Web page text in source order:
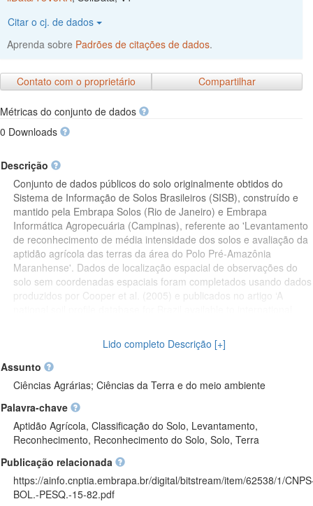
Citar o cj. de dados
Aprenda sobre Padrões de citações de dados.
Contato com o proprietário Compartilhar
Métricas do conjunto de dados
0 Downloads
Descrição
Conjunto de dados públicos do solo originalmente obtidos do
Sistema de Informação de Solos Brasileiros (SISB), construído e
mantido pela Embrapa Solos (Rio de Janeiro) e Embrapa
Informática Agropecuária (Campinas), referente ao 'Levantamento
de reconhecimento de média intensidade dos solos e avaliação da
aptidão agrícola das terras da área do Polo Pré-Amazônia
Maranhense'. Dados de localização espacial de observações do
solo sem coordenadas espaciais foram completados usando dados
produzidos por Cooper et al. (2005) e publicados no artigo ‘A
usando os dados de localização descritiva para inferir sobre as
coordenadas espaciais mais prováveis usando serviços de mapas
online como o Google Maps e o Google Earth. Erros e
inconsistências nos dados das coordenadas espaciais das
observações foram corrigidos manualmente visualizando as
respectivas observações no Google Maps. Nos casos em que
dados sobre o sistema de coordenadas de referência não estava
disponível, adotou-se o WGS 84 como datum padrão. Também
foram corrigidos erros e inconsistências, e realizadas atualizações
no nome do município e código da unidade federativa onde as
observações foram realizadas. Dados do conteúdo de ferro
apresentando valores discrepantes foram corrigidos depois de
Lido completo Descrição [+]
Assunto
Ciências Agrárias; Ciências da Terra e do meio ambiente
Palavra-chave
Aptidão Agrícola, Classificação do Solo, Levantamento,
Reconhecimento, Reconhecimento do Solo, Solo, Terra
Publicação relacionada
https://ainfo.cnptia.embrapa.br/digital/bitstream/item/62538/1/
BOL.-PESQ.-15-82.pdf